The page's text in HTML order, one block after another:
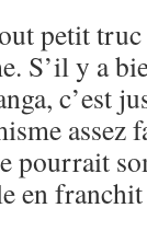
petit truc
S’il y a
c’est
assez
pourrait
en